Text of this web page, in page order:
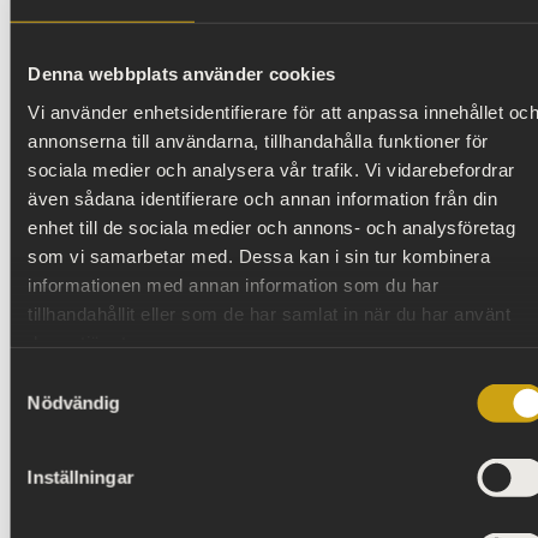
Denna webbplats använder cookies
Vi använder enhetsidentifierare för att anpassa innehållet och
annonserna till användarna, tillhandahålla funktioner för
sociala medier och analysera vår trafik. Vi vidarebefordrar
även sådana identifierare och annan information från din
enhet till de sociala medier och annons- och analysföretag
som vi samarbetar med. Dessa kan i sin tur kombinera
informationen med annan information som du har
tillhandahållit eller som de har samlat in när du har använt
Nödvändig
Inställningar